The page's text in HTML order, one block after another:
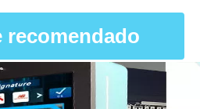
recomendado